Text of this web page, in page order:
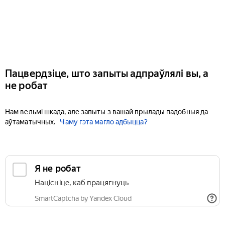
Пацвердзіце, што запыты адпраўлялі вы, а
не робат
Нам вельмі шкада, але запыты з вашай прылады падобныя да
аўтаматычных.
Чаму гэта магло адбыцца?
Я не робат
Націсніце, каб працягнуць
SmartCaptcha by Yandex Cloud